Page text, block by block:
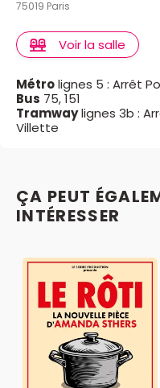
75019 Paris
Voir la salle
Métrolignes 5 : Arrêt
Bus 75, 151
Tramwaylignes 3b :
Villette
ÇA PEUT
INTÉRESSER